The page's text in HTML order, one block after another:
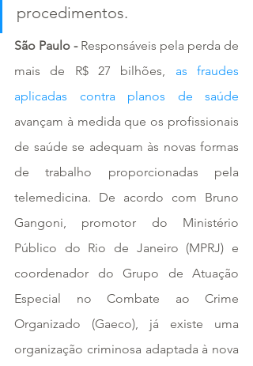
procedimentos.
São Paulo - Responsáveis pela perda de
mais de R$ 27 bilhões, as fraudes
aplicadas contra planos de saúde
avançam à medida que os profissionais
de saúde se adequam às novas formas
de trabalho proporcionadas pela
telemedicina. De acordo com Bruno
Gangoni, promotor do Ministério
Público do Rio de Janeiro (MPRJ) e
coordenador do Grupo de Atuação
Especial no Combate ao Crime
Organizado (Gaeco), já existe uma
organização criminosa adaptada à nova